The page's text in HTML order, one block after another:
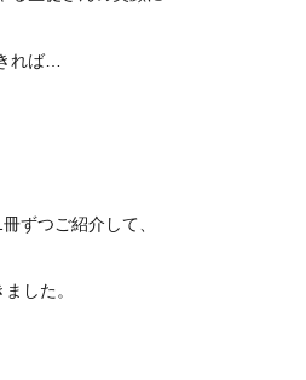
れば…
ずつご紹介して、
した。